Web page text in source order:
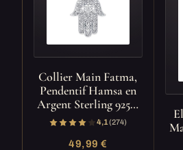
Collier Main Fatma,
Pendentif Hamsa en
Argent Sterling 925…
4,1(274)
49,99 €